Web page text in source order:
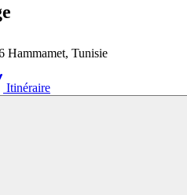
Hammamet, Tunisie
Itinéraire